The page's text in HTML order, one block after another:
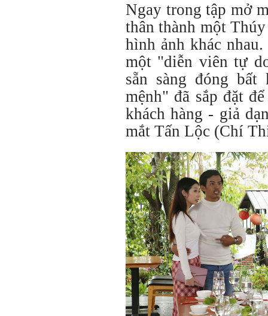
Ngay trong tập mở
thân thành một
hình ảnh khác
một "diễn viên tự
sẵn sàng đóng
mệnh" đã sắp đặt
khách hàng - giả
mắt Tấn Lộc (Chí